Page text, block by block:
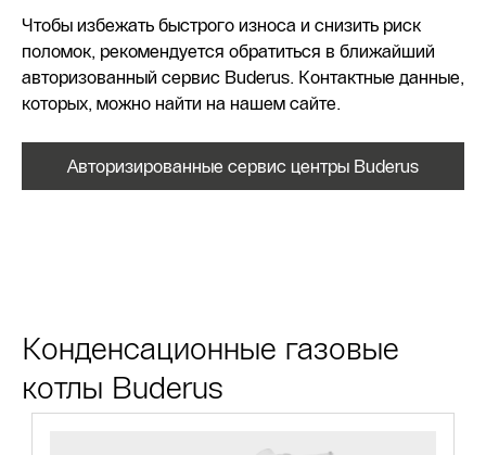
Чтобы избежать быстрого износа и снизить риск
поломок, рекомендуется обратиться в ближайший
авторизованный сервис Buderus. Контактные данные,
которых, можно найти на нашем сайте.
Авторизированные сервис центры Buderus
Конденсационные газовые
котлы Buderus